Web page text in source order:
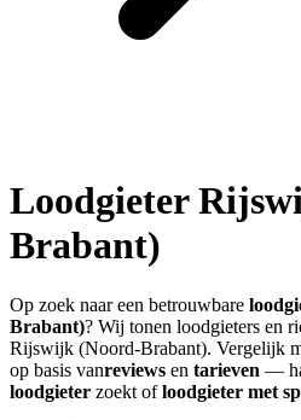
Loodgieter
Brabant)
Op zoek naar een betrouwbare
Brabant)? Wij tonen loodgieters en
Rijswijk (Noord-Brabant). Vergelijk
op basis vanreviews en tarieven —
loodgieter zoekt ofloodgieter met